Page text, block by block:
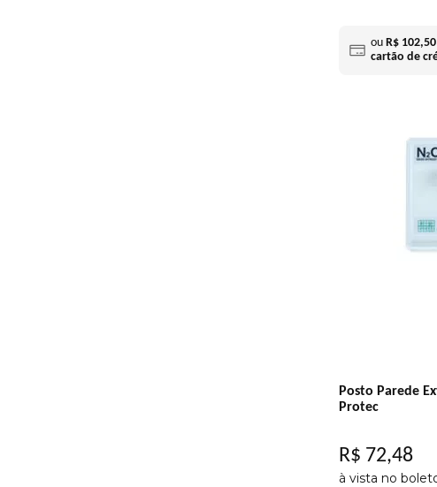
ou R$ 102,50
cartão de
Posto Parede
Protec
R$ 72,48
à vista no